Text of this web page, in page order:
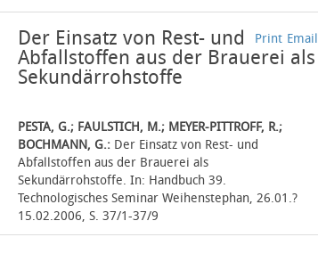
Email
Print
Der Einsatz von Rest- und
Abfallstoffen aus der Brauerei als
Sekundärrohstoffe
PESTA, G.; FAULSTICH, M.; MEYER-PITTROFF, R.;
BOCHMANN, G.:Der Einsatz von Rest- und
Abfallstoffen aus der Brauerei als
Sekundärrohstoffe. In: Handbuch 39.
Technologisches Seminar Weihenstephan, 26.01.?
15.02.2006, S. 37/1-37/9